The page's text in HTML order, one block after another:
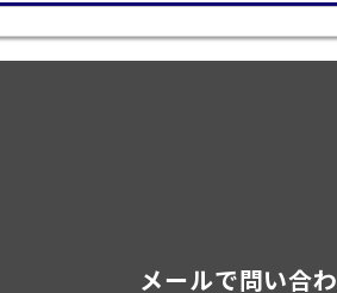
メールで問い合わ